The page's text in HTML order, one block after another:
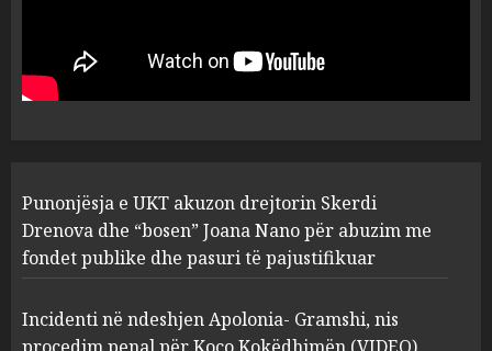
1
“bosen” Joana Nano për
abuzim me fondet publike dhe
pasuri të pajustifikuar
2
Apolonia- Gramshi, nis
procedim penal për Koço
Kokëdhimën (VIDEO)
MARCH 27, 2025
Punonjësja e UKT akuzon drejtorin Skerdi
Drenova dhe “bosen” Joana Nano për abuzim me
fondet publike dhe pasuri të pajustifikuar
Incidenti në ndeshjen Apolonia- Gramshi, nis
procedim penal për Koço Kokëdhimën (VIDEO)